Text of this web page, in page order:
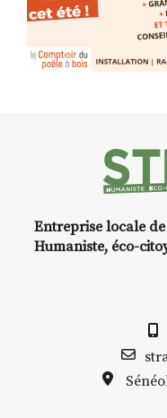
Entreprise locale
Humaniste, éco-